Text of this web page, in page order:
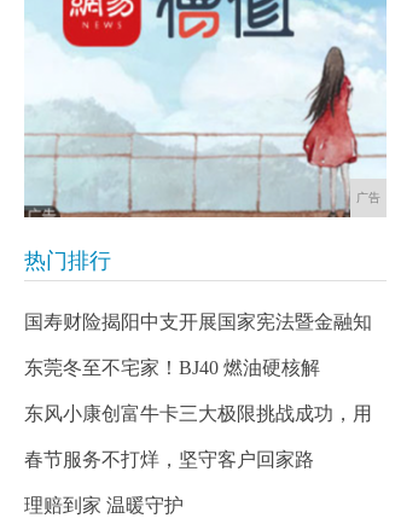
广告
热门排行
国寿财险揭阳中支开展国家宪法暨金融知
东莞冬至不宅家！BJ40 燃油硬核解
东风小康创富牛卡三大极限挑战成功，用
春节服务不打烊，坚守客户回家路
理赔到家 温暖守护